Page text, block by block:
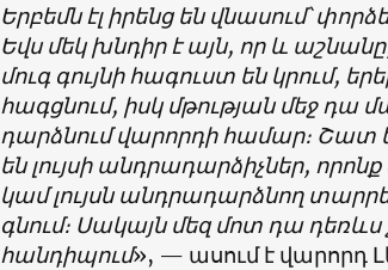
Երբեմն էլ իրենց են վնասում՝
Եվս մեկ խնդիր է այն, որ և
մուգ գույնի հագուստ են կրում,
հագցնում, իսկ մթության մեջ դա
դարձնում վարորդի համար։ Շատ
են լույսի անդրադարձիչներ,
կամ լույսն անդրադարձնող
գնում։ Սակայն մեզ մոտ դա
հանդիպում», — ասում է վարորդ